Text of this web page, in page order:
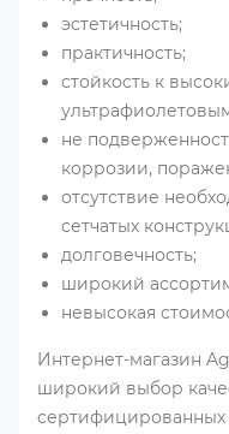
эстетичность;
практичность;
стойкость к
не
коррозии,
отсутствие
сетчатых
долговечность;
широкий
невысокая
Интернет-магазин
широкий выбор
сертифицированных